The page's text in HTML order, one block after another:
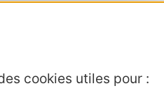
cookies utiles pour :
la pratique
de suivi. L’objectif
dans leurs
post formation)